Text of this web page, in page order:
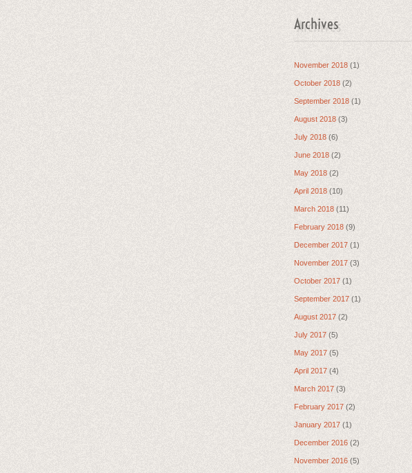
Archives
November 2018 (1)
October 2018 (2)
September 2018 (1)
August 2018 (3)
July 2018 (6)
June 2018 (2)
May 2018 (2)
April 2018 (10)
March 2018 (11)
February 2018 (9)
December 2017 (1)
November 2017 (3)
October 2017 (1)
September 2017 (1)
August 2017 (2)
July 2017 (5)
May 2017 (5)
April 2017 (4)
March 2017 (3)
February 2017 (2)
January 2017 (1)
December 2016 (2)
November 2016 (5)